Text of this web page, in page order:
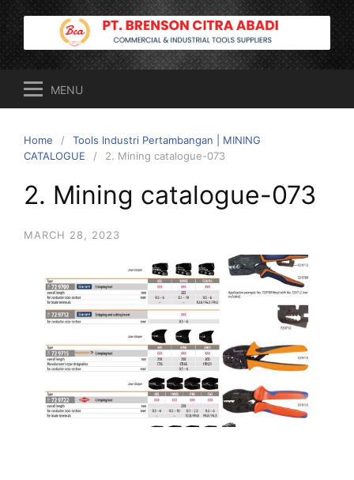
Skip
to
content
MENU
Home
Tools Industri Pertambangan | MINING
CATALOGUE
2. Mining catalogue-073
2. Mining catalogue-073
MARCH 28, 2023